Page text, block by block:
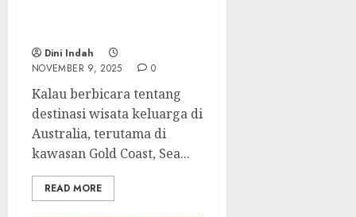
Dini Indah
NOVEMBER 9, 2025
0
Kalau berbicara tentang
destinasi wisata keluarga di
Australia, terutama di
kawasan Gold Coast, Sea...
READ MORE